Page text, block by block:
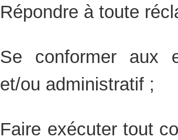
Répondre à toute
Se conformer aux
et/ou administratif ;
Faire exécuter tout